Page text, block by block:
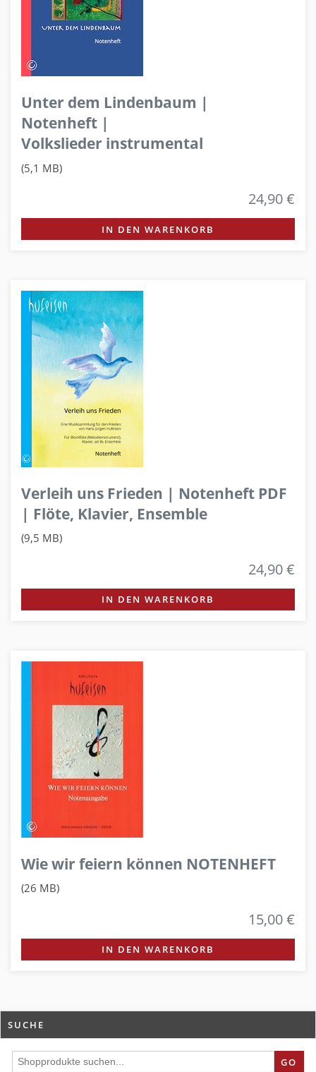
Unter dem Lindenbaum |
Notenheft |
Volkslieder instrumental
(5,1 MB)
24,90 €
IN DEN WARENKORB
Verleih uns Frieden | Notenheft PDF
| Flöte, Klavier, Ensemble
(9,5 MB)
24,90 €
IN DEN WARENKORB
Wie wir feiern können NOTENHEFT
(26 MB)
15,00 €
IN DEN WARENKORB
SUCHE
GO